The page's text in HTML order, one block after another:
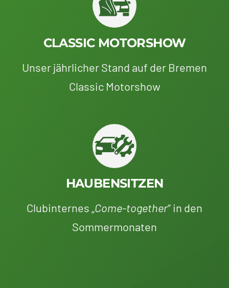
CLASSIC MOTORSHOW
Unser jährlicher Stand auf der Bremen
Classic Motorshow
HAUBENSITZEN
Clubinternes „ Come-together“ in den
Sommermonaten